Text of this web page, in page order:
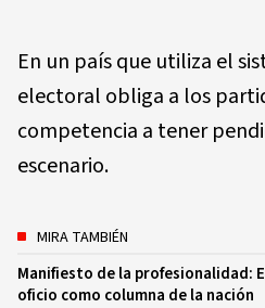
En un país que utiliza el
electoral obliga a los
competencia a tener
escenario.
MIRA TAMBIÉN
Manifiesto de la profesionalidad:
oficio como columna de la nación